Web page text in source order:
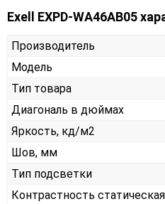
Exell EXPD-WA46AB05
Производитель
Модель
Тип товара
Диагональ в дюймах
Яркость, кд/м2
Шов, мм
Тип подсветки
Контрастность статическая